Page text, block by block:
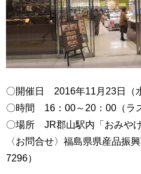
〇開催日 2016年11月23日（
〇時間 16：00～20：00（ラ
〇場所 JR郡山駅内「おみやげ
〈お問合せ〉福島県県産品振
7296）